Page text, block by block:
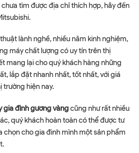
tìm được địa chỉ thích hợp, hãy đến
lành nghề, nhiều năm kinh nghiệm,
máy chất lượng có uy tín trên thị
mang lại cho quý khách hàng những
lắp đặt nhanh nhất, tốt nhất, với giá
trường hiện nay.
gia đình gương vàngcũng như rất nhiều
quý khách hoàn toàn có thể được tư
chọn cho gia đinh mình một sản phẩm